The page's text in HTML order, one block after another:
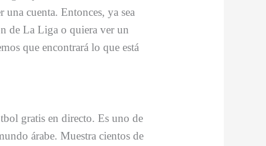
una cuenta. Entonces, ya sea
de La Liga o quiera ver un
que encontrará lo que está
gratis en directo. Es uno de
árabe. Muestra cientos de